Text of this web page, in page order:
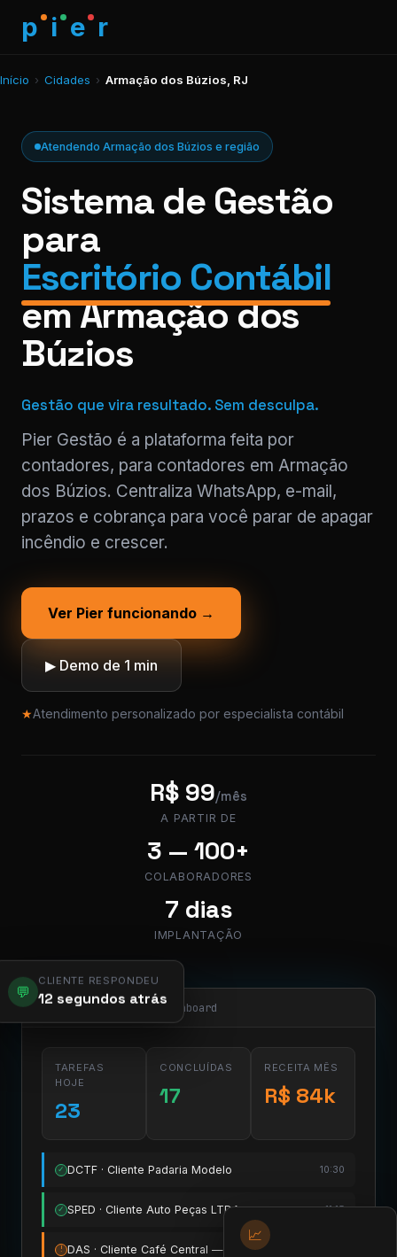
p i e r
Início › Cidades › Armação dos Búzios, RJ
Atendendo Armação dos Búzios e região
Sistema de Gestão
para
Escritório Contábil
em Armação dos
Búzios
Gestão que vira resultado. Sem desculpa.
Pier Gestão é a plataforma feita por
contadores, para contadores em Armação
dos Búzios. Centraliza WhatsApp, e-mail,
prazos e cobrança para você parar de apagar
incêndio e crescer.
Ver Pier funcionando →
▶ Demo de 1 min
★Atendimento personalizado por especialista contábil
R$ 99/mês
A PARTIR DE
3 — 100+
COLABORADORES
7 dias
IMPLANTAÇÃO
💬
CLIENTE RESPONDEU
12 segundos atrás
app.pier.mobi/dashboard
TAREFAS
HOJE
23
CONCLUÍDAS
17
RECEITA MÊS
R$ 84k
✓ DCTF · Cliente Padaria Modelo 10:30
✓ SPED · Cliente Auto Peças LTDA 11:15
! DAS · Cliente Café Central — vence amanhã
📈